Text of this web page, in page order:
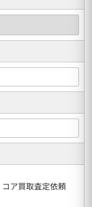
コア買取査定依頼